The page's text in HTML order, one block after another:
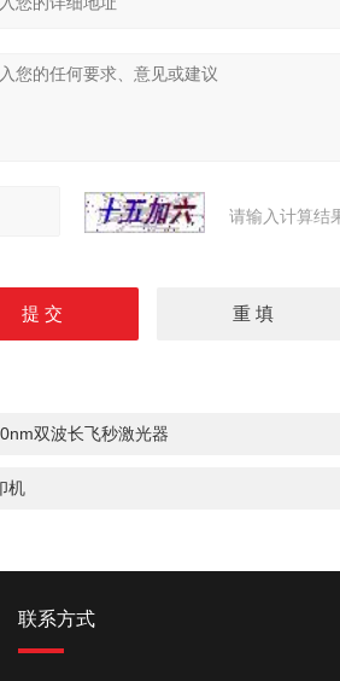
请输入计算结
双波长飞秒激光器
机
联系方式